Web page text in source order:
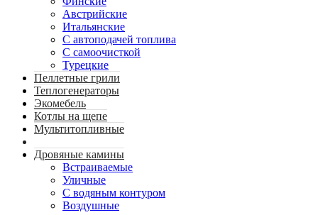
Австрийские
Итальянские
С автоподачей топлива
С самоочисткой
Турецкие
Пеллетные грили
Теплогенераторы
Экомебель
Котлы на щепе
Мультитопливные
Дровяные камины
Встраиваемые
Уличные
С водяным контуром
Воздушные